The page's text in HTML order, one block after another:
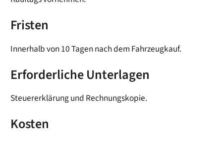
Fristen
Innerhalb von 10 Tagen nach dem Fahrzeugkauf.
Erforderliche Unterlagen
Steuererklärung und Rechnungskopie.
Kosten